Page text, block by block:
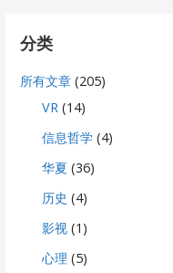
分类
所有文章 (205)
VR (14)
信息哲学 (4)
华夏 (36)
历史 (4)
影视 (1)
心理 (5)